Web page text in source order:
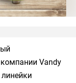
Vandy